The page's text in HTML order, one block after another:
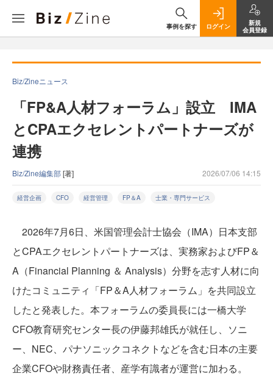
事例を探す ログイン
新規
会員登録
Biz/Zineニュース
「FP&A人材フォーラム」設立 IMA
とCPAエクセレントパートナーズが
連携
Biz/Zine編集部[著] 2026/07/06 14:15
経営企画 CFO 経営管理 FP＆A 士業・専門サービス
2026年7月6日、米国管理会計士協会（IMA）日本支部
とCPAエクセレントパートナーズは、実務家およびFP＆
A（Financial Planning ＆ Analysis）分野を志す人材に向
けたコミュニティ「FP＆A人材フォーラム」を共同設立
したと発表した。本フォーラムの委員長には一橋大学
CFO教育研究センター長の伊藤邦雄氏が就任し、ソニ
ー、NEC、パナソニックコネクトなどを含む日本の主要
企業CFOや財務責任者、産学有識者が運営に加わる。